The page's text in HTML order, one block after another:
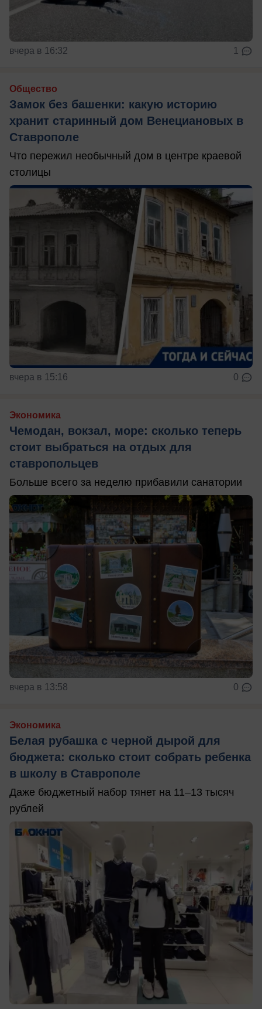
вчера в 16:32 1
Общество
Замок без башенки: какую историю
хранит старинный дом Венециановых в
Ставрополе
Что пережил необычный дом в центре краевой
столицы
вчера в 15:16 0
Экономика
Чемодан, вокзал, море: сколько теперь
стоит выбраться на отдых для
ставропольцев
Больше всего за неделю прибавили санатории
вчера в 13:58 0
Экономика
Белая рубашка с черной дырой для
бюджета: сколько стоит собрать ребенка
в школу в Ставрополе
Даже бюджетный набор тянет на 11–13 тысяч
рублей